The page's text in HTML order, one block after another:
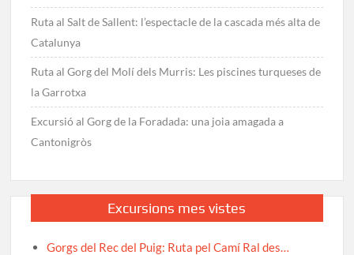
Ruta al Salt de Sallent: l’espectacle de la cascada més alta de
Catalunya
Ruta al Gorg del Molí dels Murris: Les piscines turqueses de
la Garrotxa
Excursió al Gorg de la Foradada: una joia amagada a
Cantonigròs
Excursions mes vistes
Gorgs del Rec del Puig: Ruta pel Camí Ral des…